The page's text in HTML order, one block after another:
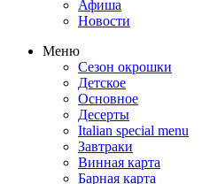
Афиша
Новости
Меню
Сезон окрошки
Детское
Основное
Десерты
Italian special menu
Завтраки
Винная карта
Барная карта